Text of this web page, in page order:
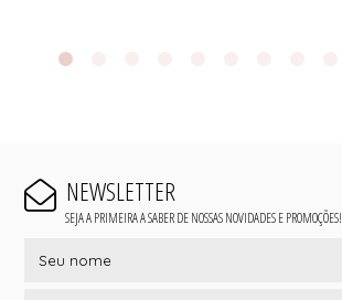
NEWSLETTER
SEJA A PRIMEIRA A SABER DE NOSSAS NOVIDADES E PROMOÇÕES!